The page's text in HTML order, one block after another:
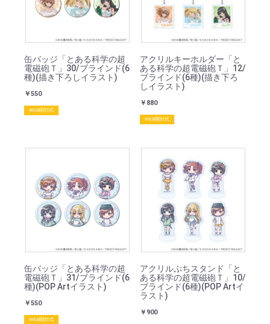
缶バッジ「とある科学の超
電磁砲Ｔ」30/ブラインド(6
種)(描き下ろしイラスト)
￥550
WEB開封式
アクリルキーホルダー「と
ある科学の超電磁砲Ｔ」12/
ブラインド(6種)(描き下ろ
しイラスト)
￥880
WEB開封式
缶バッジ「とある科学の超
電磁砲Ｔ」31/ブラインド(6
種)(POP Artイラスト)
￥550
WEB開封式
アクリルぷちスタンド「と
ある科学の超電磁砲Ｔ」10/
ブラインド(6種)(POP Artイ
ラスト)
￥900